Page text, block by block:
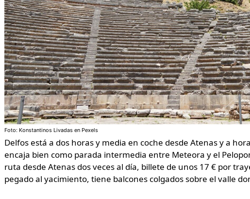
Foto: Konstantinos Livadas en Pexels
Delfos está a dos horas y media en coche desde Atenas y a
encaja bien como parada intermedia entre Meteora y el
ruta desde Atenas dos veces al día, billete de unos 17 € por
pegado al yacimiento, tiene balcones colgados sobre el valle